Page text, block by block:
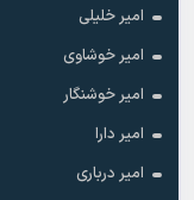
امیر خلیلی
امیر خوشاوی
امیر خوشنگار
امیر دارا
امیر درباری